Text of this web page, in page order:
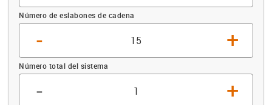
Número de eslabones de cadena
- +
Número total del sistema
- +